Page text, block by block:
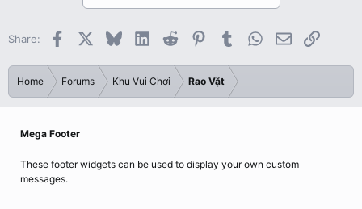
Share: Facebook BlueskyLinkedInReddit PinterestTumblrWhatsApp
EmailLink
Home Forums Khu Vui Chơi Rao Vặt
Mega Footer
These footer widgets can be used to display your own custom
messages.